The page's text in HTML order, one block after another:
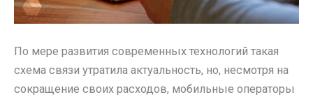
По мере развития современных технологий такая
схема связи утратила актуальность, но, несмотря на
сокращение своих расходов, мобильные операторы